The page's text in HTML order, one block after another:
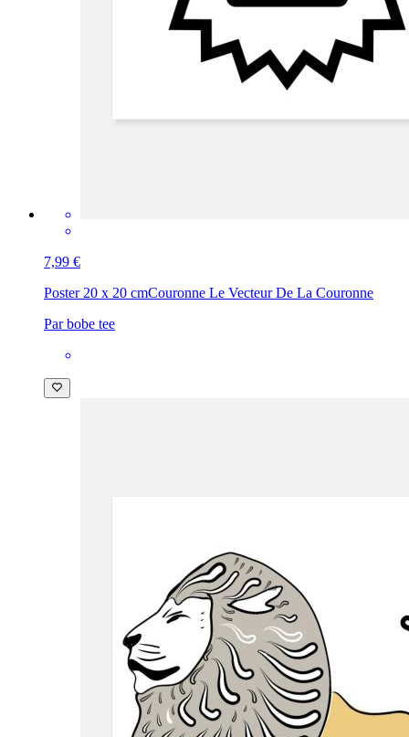
7,99 €
Poster 20 x 20 cmCouronne Le Vecteur De La Couronne
Par bobe tee